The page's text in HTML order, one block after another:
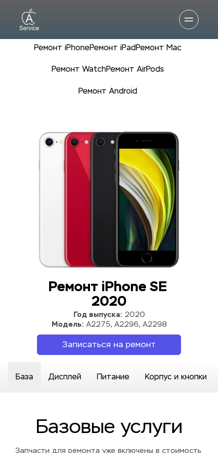
Ремонт iPhoneРемонт iPad Ремонт Mac
Ремонт WatchРемонт AirPods
Ремонт Android
Ремонт iPhone SE
2020
Год выпуска: 2020
Модель: A2275, A2296, A2298
Записаться на ремонт
База Дисплей Питание Корпус и кнопки
Базовые услуги
Запчасти для ремонта уже включены в стоимость